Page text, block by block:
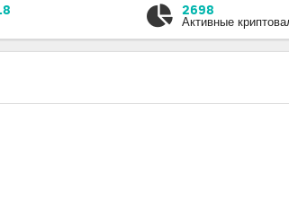
2698
Активные